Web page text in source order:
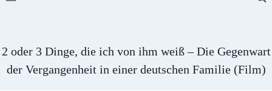
2 oder 3 Dinge, die ich von ihm weiß – Die Gegenwart
der Vergangenheit in einer deutschen Familie (Film)